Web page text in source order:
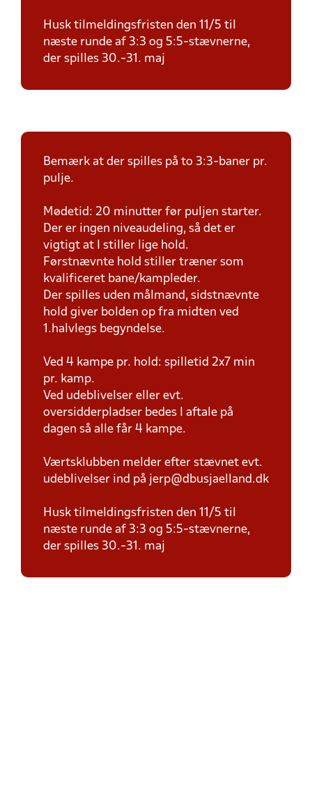
Husk tilmeldingsfristen den 11/5 til
næste runde af 3:3 og 5:5-stævnerne,
der spilles 30.-31. maj
Bemærk at der spilles på to 3:3-baner pr.
pulje.
Mødetid: 20 minutter før puljen starter.
Der er ingen niveaudeling, så det er
vigtigt at I stiller lige hold.
Førstnævnte hold stiller træner som
kvalificeret bane/kampleder.
Der spilles uden målmand, sidstnævnte
hold giver bolden op fra midten ved
1.halvlegs begyndelse.
Ved 4 kampe pr. hold: spilletid 2x7 min
pr. kamp.
Ved udeblivelser eller evt.
oversidderpladser bedes I aftale på
dagen så alle får 4 kampe.
Værtsklubben melder efter stævnet evt.
udeblivelser ind på jerp@dbusjaelland.dk
Husk tilmeldingsfristen den 11/5 til
næste runde af 3:3 og 5:5-stævnerne,
der spilles 30.-31. maj